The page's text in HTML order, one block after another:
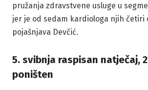
pružanja zdravstvene usluge u
jer je od sedam kardiologa njih četiri
pojašnjava Devčić.
5. svibnja raspisan natječaj,
poništen